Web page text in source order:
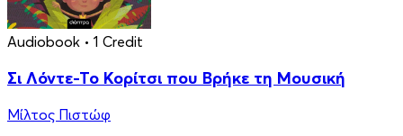
Audiobook • 1 Credit
Σι Λόντε-Το Κορίτσι που Βρήκε τη Μουσική
Μίλτος Πιστώφ